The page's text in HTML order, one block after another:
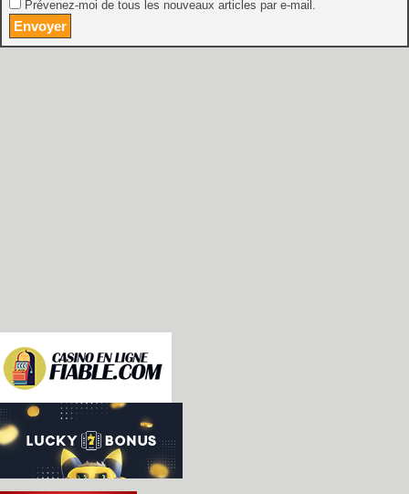
Prévenez-moi de tous les nouveaux articles par e-mail.